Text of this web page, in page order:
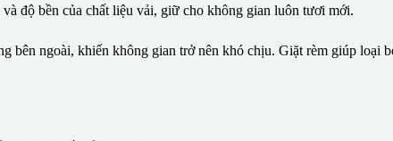
độ bền của chất liệu vải, giữ cho không gian luôn tươi mới.
bên ngoài, khiến không gian trở nên khó chịu. Giặt rèm giúp loại